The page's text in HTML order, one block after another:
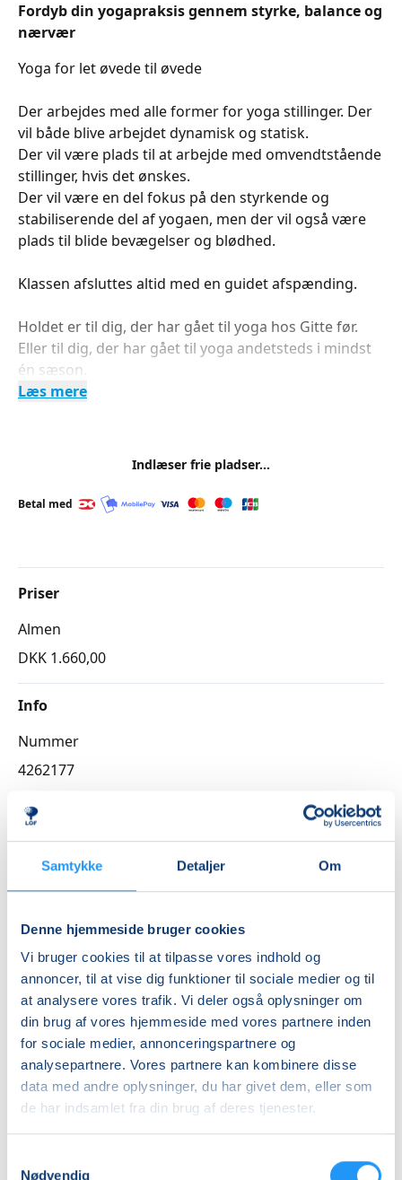
Samtykke Detaljer Om
Denne hjemmeside bruger cookies
Vi bruger cookies til at tilpasse vores indhold og
annoncer, til at vise dig funktioner til sociale medier og til
at analysere vores trafik. Vi deler også oplysninger om
din brug af vores hjemmeside med vores partnere inden
for sociale medier, annonceringspartnere og
analysepartnere. Vores partnere kan kombinere disse
data med andre oplysninger, du har givet dem, eller som
de har indsamlet fra din brug af deres tjenester.
Nødvendig
Fordyb din yogapraksis gennem styrke, balance og
nærvær
Yoga for let øvede til øvede
Der arbejdes med alle former for yoga stillinger. Der
vil både blive arbejdet dynamisk og statisk.
Der vil være plads til at arbejde med omvendtstående
stillinger, hvis det ønskes.
Der vil være en del fokus på den styrkende og
stabiliserende del af yogaen, men der vil også være
plads til blide bevægelser og blødhed.
Klassen afsluttes altid med en guidet afspænding.
Holdet er til dig, der har gået til yoga hos Gitte før.
Eller til dig, der har gået til yoga andetsteds i mindst
én sæson.
Læs mere
Indlæser frie pladser...
Betal med
Priser
Almen
DKK 1.660,00
Info
Nummer
4262177
mandag 24.08.2026, kl. 18.45 - 20.15
Sidste mødegang
mødegange
Adresse
Sorø Sundhedscenter, Dr. Kaarsbergsvej 6,
Personaleindgang, 4180, Sorø(Træningssalen)
Se på kort
Praktiske oplysninger
Mødegange